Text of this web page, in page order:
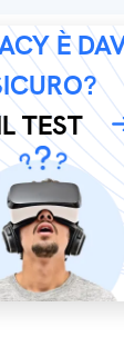
È
TEST